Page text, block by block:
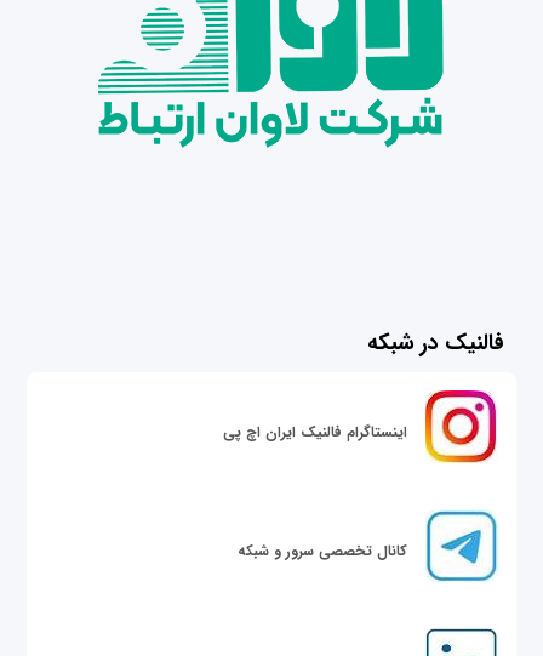
فالنیک در شبکه
اینستاگرام فالنیک ایران اچ پی
کانال تخصصی سرور و شبکه